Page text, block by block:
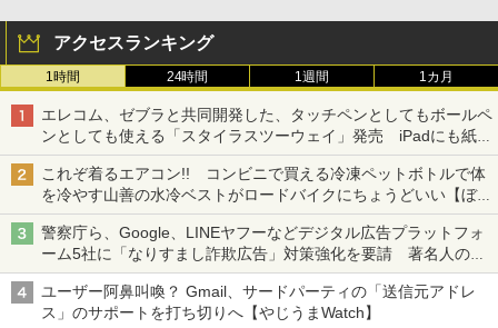
アクセスランキング
1時間 24時間 1週間 1カ月
エレコム、ゼブラと共同開発した、タッチペンとしてもボールペ
ンとしても使える「スタイラスツーウェイ」発売 iPadにも紙に
も、持ち替えずに書き込める
これぞ着るエアコン!! コンビニで買える冷凍ペットボトルで体
を冷やす山善の水冷ベストがロードバイクにちょうどいい【ぼっ
ち・ざ・ろーど！その14】【空いた時間でなにしてる？】
警察庁ら、Google、LINEヤフーなどデジタル広告プラットフォ
ーム5社に「なりすまし詐欺広告」対策強化を要請 著名人の写
真や映像を使った投資詐欺などへの対策として
ユーザー阿鼻叫喚？ Gmail、サードパーティの「送信元アドレ
ス」のサポートを打ち切りへ【やじうまWatch】